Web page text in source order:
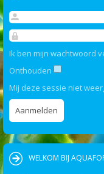
Ik ben mijn wachtwoord
Onthouden
Mij deze sessie niet
WELKOM BIJ